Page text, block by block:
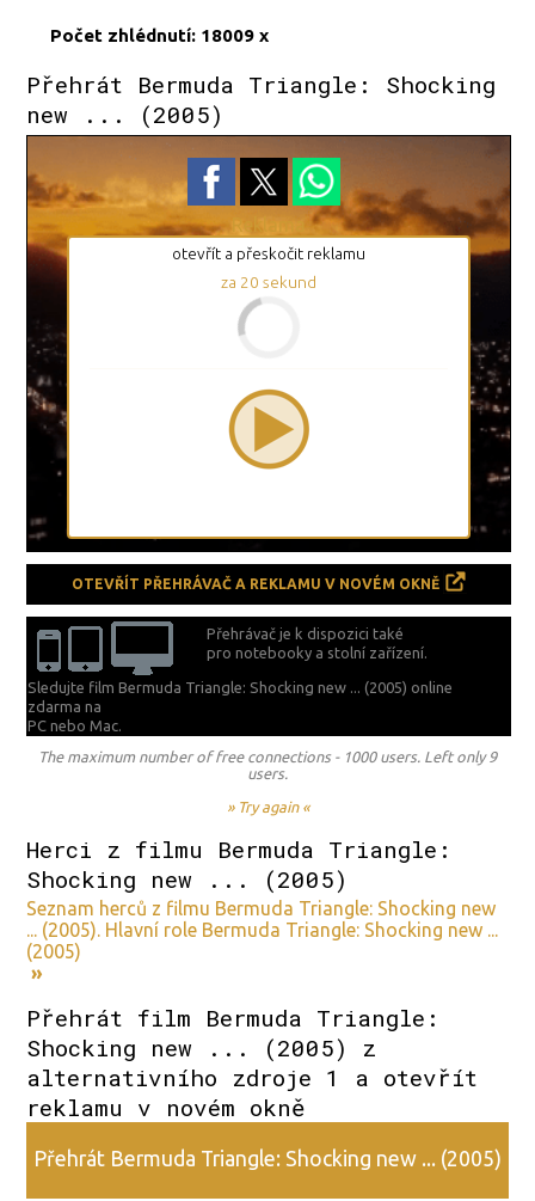
Počet zhlédnutí: 18009 x
Přehrát Bermuda Triangle: Shocking
new ... (2005)
Reklama
otevřít a přeskočit reklamu
za 19 sekund
OTEVŘÍT PŘEHRÁVAČ A REKLAMU V NOVÉM OKNĚ
Přehrávač je k dispozici také
pro notebooky a stolní zařízení.
Sledujte film Bermuda Triangle: Shocking new ... (2005) online
zdarma na
PC nebo Mac.
The maximum number of free connections - 1000 users. Left only 9
users.
» Try again «
Herci z filmu Bermuda Triangle:
Shocking new ... (2005)
Seznam herců z filmu Bermuda Triangle: Shocking new
... (2005). Hlavní role Bermuda Triangle: Shocking new ...
(2005)
»
Přehrát film Bermuda Triangle:
Shocking new ... (2005) z
alternativního zdroje 1 a otevřít
reklamu v novém okně
Přehrát Bermuda Triangle: Shocking new ... (2005)